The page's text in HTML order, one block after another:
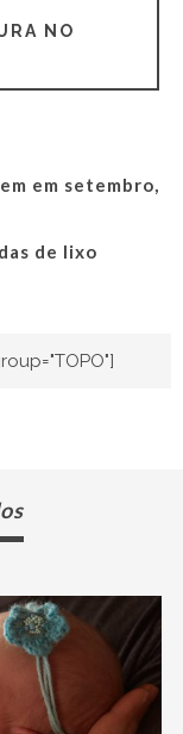
NO
em setembro,
de lixo